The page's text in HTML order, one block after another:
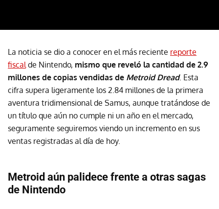
La noticia se dio a conocer en el más reciente reporte
fiscal de Nintendo, mismo que reveló la cantidad de 2.9
millones de copias vendidas de Metroid Dread. Esta
cifra supera ligeramente los 2.84 millones de la primera
aventura tridimensional de Samus, aunque tratándose de
un título que aún no cumple ni un año en el mercado,
seguramente seguiremos viendo un incremento en sus
ventas registradas al día de hoy.
Metroid aún palidece frente a otras sagas
de Nintendo